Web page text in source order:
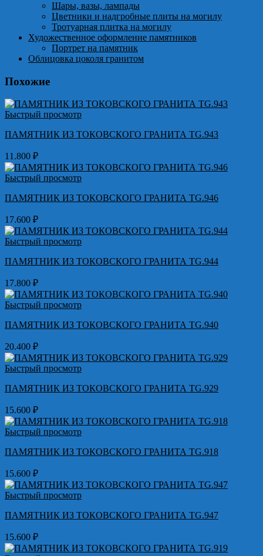
Шары, вазы, лампады
Цветники и надгробные плиты на могилу
Тротуарная плитка на могилу
Художественное оформление памятников
Портрет на памятник
Облицовка цоколя гранитом
Похожие
Быстрый просмотр
ПАМЯТНИК ИЗ ТОКОВСКОГО ГРАНИТА TG.943
11.800 ₽
Быстрый просмотр
ПАМЯТНИК ИЗ ТОКОВСКОГО ГРАНИТА TG.946
17.600 ₽
Быстрый просмотр
ПАМЯТНИК ИЗ ТОКОВСКОГО ГРАНИТА TG.944
17.800 ₽
Быстрый просмотр
ПАМЯТНИК ИЗ ТОКОВСКОГО ГРАНИТА TG.940
20.400 ₽
Быстрый просмотр
ПАМЯТНИК ИЗ ТОКОВСКОГО ГРАНИТА TG.929
15.600 ₽
Быстрый просмотр
ПАМЯТНИК ИЗ ТОКОВСКОГО ГРАНИТА TG.918
15.600 ₽
Быстрый просмотр
ПАМЯТНИК ИЗ ТОКОВСКОГО ГРАНИТА TG.947
15.600 ₽